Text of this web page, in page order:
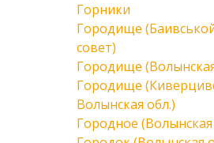
Горники
Городище
совет)
Городище
Городище
Волынская обл.)
Городное (Волынская